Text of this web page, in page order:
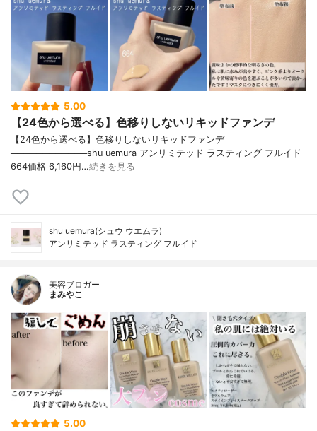
5.00
【24色から選べる】色移りしないリキッドファンデ
【24色から選べる】色移りしないリキッドファンデ
────────────shu uemura アンリミテッド ラスティング フルイド
664価格 6,160円…続きを見る
shu uemura(シュウ ウエムラ)
アンリミテッド ラスティング フルイド
美容ブロガー
まみやこ
5.00